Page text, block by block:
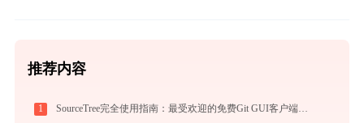
推荐内容
1 SourceTree完全使用指南：最受欢迎的免费Git GUI客户端从入门到精通（2026最新）